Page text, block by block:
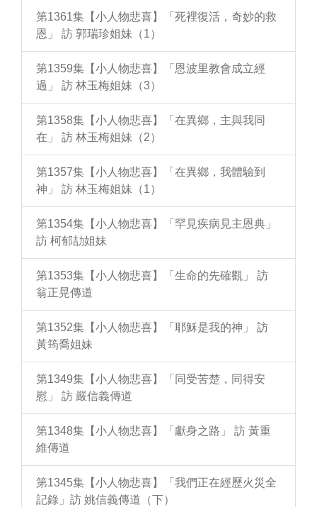
第1361集【小人物悲喜】「死裡復活，奇妙的救
恩」 訪 郭瑞珍姐妹（1）
第1359集【小人物悲喜】「恩波里教會成立經
過」 訪 林玉梅姐妹（3）
第1358集【小人物悲喜】「在異鄉，主與我同
在」 訪 林玉梅姐妹（2）
第1357集【小人物悲喜】「在異鄉，我體驗到
神」 訪 林玉梅姐妹（1）
第1354集【小人物悲喜】「罕見疾病見主恩典」
訪 柯郁劼姐妹
第1353集【小人物悲喜】「生命的先確觀」 訪
翁正晃傳道
第1352集【小人物悲喜】「耶穌是我的神」 訪
黃筠喬姐妹
第1349集【小人物悲喜】「同受苦楚，同得安
慰」 訪 嚴信義傳道
第1348集【小人物悲喜】「獻身之路」 訪 黃重
維傳道
第1345集【小人物悲喜】「我們正在經歷火災全
記錄」訪 姚信義傳道（下）